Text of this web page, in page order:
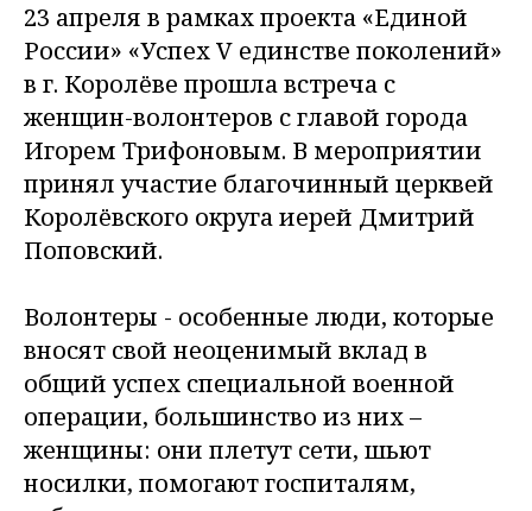
23 апреля в рамках проекта «Единой
России» «Успех V единстве поколений»
в г. Королёве прошла встреча с
женщин-волонтеров с главой города
Игорем Трифоновым. В мероприятии
принял участие благочинный церквей
Королёвского округа иерей Дмитрий
Поповский.
Волонтеры - особенные люди, которые
вносят свой неоценимый вклад в
общий успех специальной военной
операции, большинство из них –
женщины: они плетут сети, шьют
носилки, помогают госпиталям,